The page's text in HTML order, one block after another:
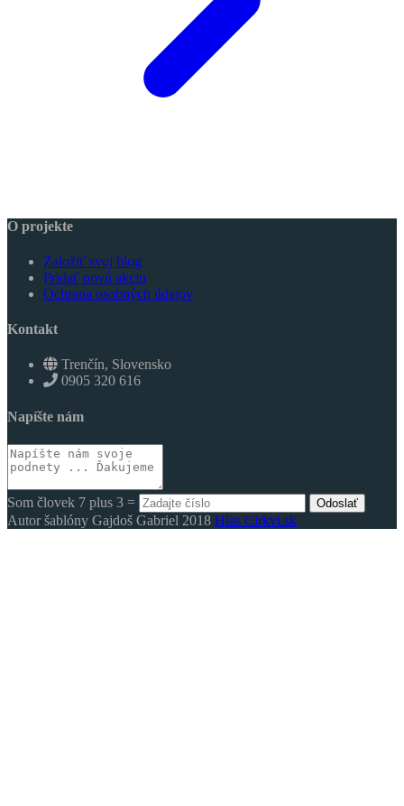
O projekte
Založiť svoj blog
Pridať novú akciu
Ochrana osobných údajov
Kontakt
Trenčín, Slovensko
0905 320 616
Napíšte nám
Som človek 7 plus 3 = Odoslať
Autor šablóny Gajdoš Gabriel 2018 Hlas Cirkvi.sk